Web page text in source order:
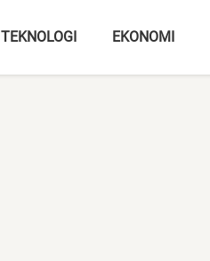
TEKNOLOGI EKONOMI